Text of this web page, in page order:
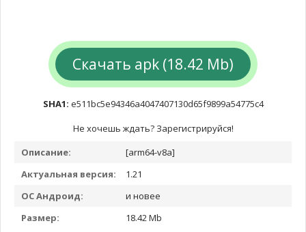
Скачать apk (18.42 Mb)
SHA1: e511bc5e94346a4047407130d65f9899a54775c4
Не хочешь ждать? Зарегистрируйся!
Описание:
[arm64-v8a]
Актуальная версия:
1.21
ОС Андроид:
и новее
Размер:
18.42 Mb